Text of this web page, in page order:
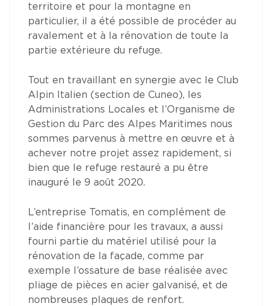
territoire et pour la montagne en
particulier, il a été possible de procéder au
ravalement et à la rénovation de toute la
partie extérieure du refuge.
Tout en travaillant en synergie avec le Club
Alpin Italien (section de Cuneo), les
Administrations Locales et l’Organisme de
Gestion du Parc des Alpes Maritimes nous
sommes parvenus à mettre en œuvre et à
achever notre projet assez rapidement, si
bien que le refuge restauré a pu être
inauguré le 9 août 2020.
L’entreprise Tomatis, en complément de
l’aide financière pour les travaux, a aussi
fourni partie du matériel utilisé pour la
rénovation de la façade, comme par
exemple l’ossature de base réalisée avec
pliage de pièces en acier galvanisé, et de
nombreuses plaques de renfort.